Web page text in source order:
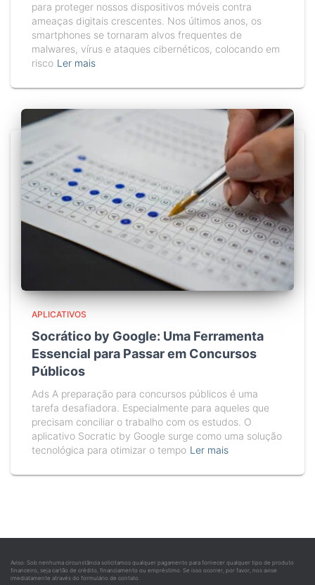
para proteger nossos dispositivos móveis contra
ameaças digitais crescentes. Nos últimos anos, os
smartphones se tornaram alvos frequentes de
malwares, vírus e ataques cibernéticos, colocando em
risco Ler mais
APLICATIVOS
Socrático by Google: Uma Ferramenta
Essencial para Passar em Concursos
Públicos
Ads A preparação para concursos públicos é uma
tarefa desafiadora. Especialmente para aqueles que
precisam conciliar o trabalho com os estudos. O
aplicativo Socratic by Google surge como uma solução
tecnológica para otimizar o tempo Ler mais
Aviso: Sob nenhuma circunstância solicitamos qualquer pagamento para fornecer qualquer tipo de produto
financeiro, seja cartão de crédito, financiamento ou empréstimo. Se isso ocorrer, por favor, nos avise
imediatamente através do formulário de contato.